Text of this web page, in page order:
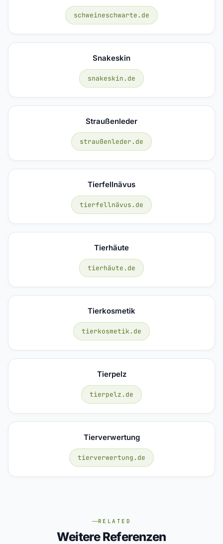
schweineschwarte.de
Snakeskin
snakeskin.de
Straußenleder
straußenleder.de
Tierfellnävus
tierfellnävus.de
Tierhäute
tierhäute.de
Tierkosmetik
tierkosmetik.de
Tierpelz
tierpelz.de
Tierverwertung
tierverwertung.de
RELATED
Weitere Referenzen